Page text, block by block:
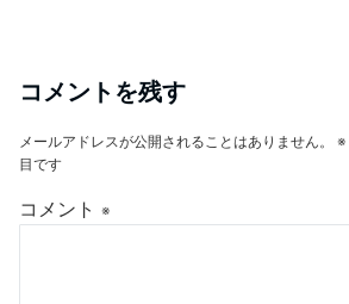
コメントを残す
メールアドレスが公開されることはありません。 ※
目です
コメント ※